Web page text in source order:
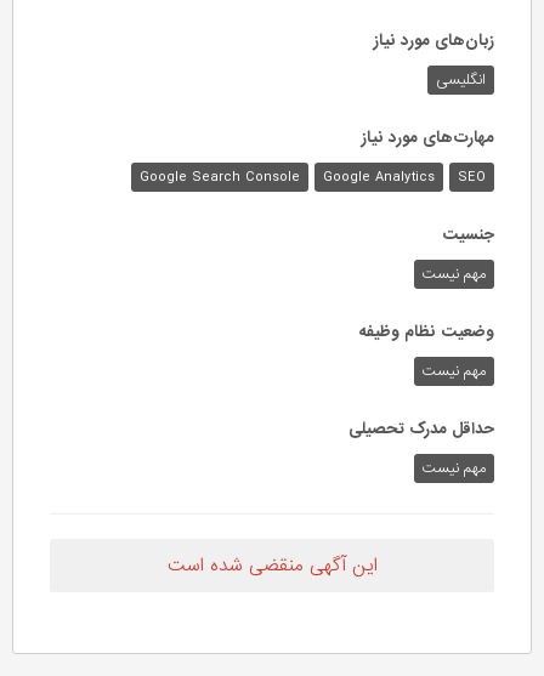
زبان‌های مورد نیاز
انگلیسی
مهارت‌های مورد نیاز
SEO
Google Analytics
Google Search Console
جنسیت
مهم نیست
وضعیت نظام وظیفه
مهم‌ نیست
حداقل مدرک تحصیلی
مهم نیست
این آگهی منقضی شده است